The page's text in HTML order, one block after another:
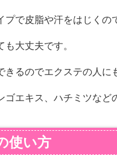
プで皮脂や汗をはじくの
も大丈夫です。
きるのでエクステの人に
ゴエキス、ハチミツな
使い方